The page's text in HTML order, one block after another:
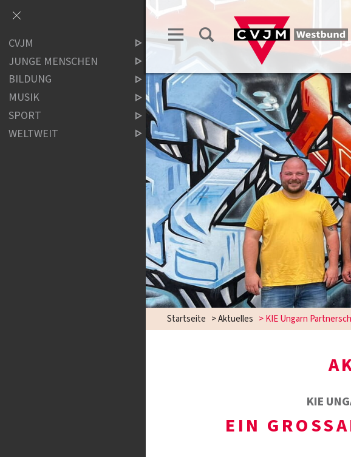
Startseite >Aktuelles >KIE Ungarn
KIE
EIN
CVJM
JUNGE MENSCHEN
BILDUNG
MUSIK
SPORT
WELTWEIT